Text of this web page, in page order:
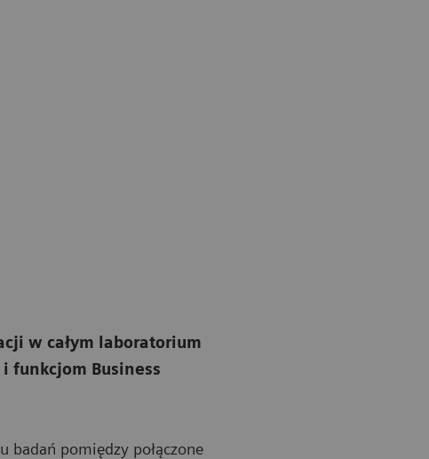
w całym laboratorium
funkcjom Business
badań pomiędzy połączone